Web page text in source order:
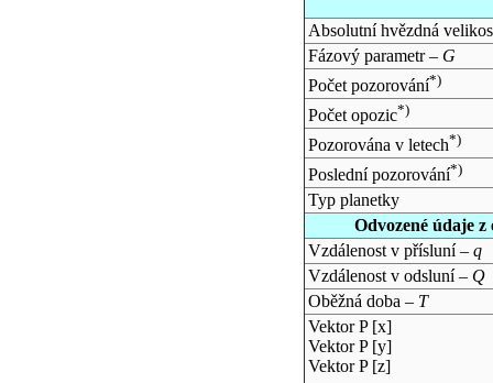
Absolutní hvězdná
Fázový parametr – G
Počet pozorování*)
Počet opozic*)
Pozorována v letech*)
Poslední pozorování*)
Typ planetky
Odvozené údaje
Vzdálenost v přísluní – q
Vzdálenost v odsluní – Q
Oběžná doba – T
Vektor P [x]
Vektor P [y]
Vektor P [z]